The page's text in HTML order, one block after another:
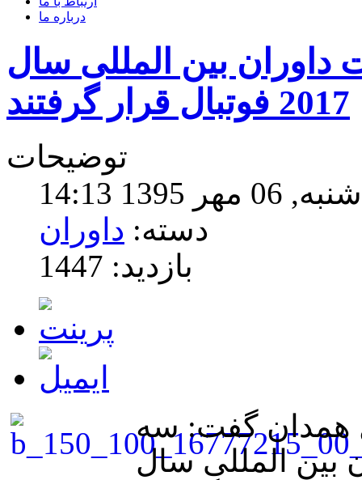
درباره ما
بین المللی سال
2017 فوتبال قرار گرفتند
توضیحات
14:13
دسته: داوران
بازدید: 1447
همدان گفت: سه
بین المللی سال